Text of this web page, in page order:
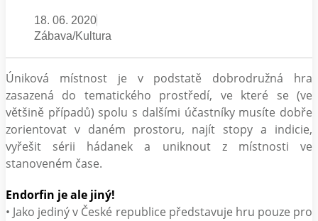
18. 06. 2020
Zábava/Kultura
Úniková místnost je v podstatě dobrodružná hra
zasazená do tematického prostředí, ve které se (ve
většině případů) spolu s dalšími účastníky musíte dobře
zorientovat v daném prostoru, najít stopy a indicie,
vyřešit sérii hádanek a uniknout z místnosti ve
stanoveném čase.
Endorfin je ale jiný!
• Jako jediný v České republice představuje hru pouze pro